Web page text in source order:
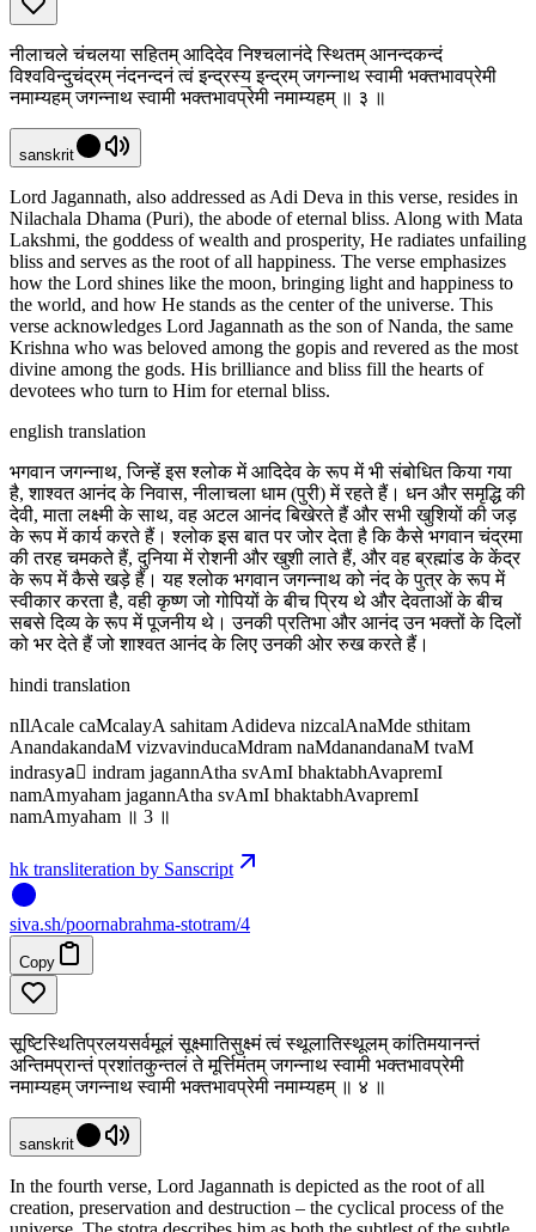
नीलाचले चंचलया सहितम् आदिदेव निश्चलानंदे स्थितम् आनन्दकन्दं
विश्वविन्दुचंद्रम् नंदनन्दनं त्वं इन्द्रस्य॒ इन्द्रम् जगन्नाथ स्वामी भक्तभावप्रेमी
नमाम्यहम् जगन्नाथ स्वामी भक्तभावप्रेमी नमाम्यहम् ॥ ३ ॥
sanskrit
Lord Jagannath, also addressed as Adi Deva in this verse, resides in
Nilachala Dhama (Puri), the abode of eternal bliss. Along with Mata
Lakshmi, the goddess of wealth and prosperity, He radiates unfailing
bliss and serves as the root of all happiness. The verse emphasizes
how the Lord shines like the moon, bringing light and happiness to
the world, and how He stands as the center of the universe. This
verse acknowledges Lord Jagannath as the son of Nanda, the same
Krishna who was beloved among the gopis and revered as the most
divine among the gods. His brilliance and bliss fill the hearts of
devotees who turn to Him for eternal bliss.
english translation
भगवान जगन्नाथ, जिन्हें इस श्लोक में आदिदेव के रूप में भी संबोधित किया गया
है, शाश्वत आनंद के निवास, नीलाचला धाम (पुरी) में रहते हैं। धन और समृद्धि की
देवी, माता लक्ष्मी के साथ, वह अटल आनंद बिखेरते हैं और सभी खुशियों की जड़
के रूप में कार्य करते हैं। श्लोक इस बात पर जोर देता है कि कैसे भगवान चंद्रमा
की तरह चमकते हैं, दुनिया में रोशनी और खुशी लाते हैं, और वह ब्रह्मांड के केंद्र
के रूप में कैसे खड़े हैं। यह श्लोक भगवान जगन्नाथ को नंद के पुत्र के रूप में
स्वीकार करता है, वही कृष्ण जो गोपियों के बीच प्रिय थे और देवताओं के बीच
सबसे दिव्य के रूप में पूजनीय थे। उनकी प्रतिभा और आनंद उन भक्तों के दिलों
को भर देते हैं जो शाश्वत आनंद के लिए उनकी ओर रुख करते हैं।
hindi translation
nIlAcale caMcalayA sahitam Adideva nizcalAnaMde sthitam
AnandakandaM vizvavinducaMdram naMdanandanaM tvaM
indrasya॒ indram jagannAtha svAmI bhaktabhAvapremI
namAmyaham jagannAtha svAmI bhaktabhAvapremI
namAmyaham ॥ 3 ॥
hk transliteration by Sanscript
siva.sh/poornabrahma-stotram/4
Copy
सूष्टिस्थितिप्रलयसर्वमूलं सूक्ष्मातिसुक्ष्मं त्वं स्थूलातिस्थूलम् कांतिमयानन्तं
अन्तिमप्रान्तं प्रशांतकुन्तलं ते मूर्त्तिमंतम् जगन्नाथ स्वामी भक्तभावप्रेमी
नमाम्यहम् जगन्नाथ स्वामी भक्तभावप्रेमी नमाम्यहम् ॥ ४ ॥
sanskrit
In the fourth verse, Lord Jagannath is depicted as the root of all
creation, preservation and destruction – the cyclical process of the